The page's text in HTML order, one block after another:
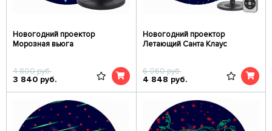
Новогодний проектор
Морозная вьюга
4 800руб.
3 840 руб.
Новогодний проектор
Летающий Санта Клаус
6 060руб.
4 848 руб.